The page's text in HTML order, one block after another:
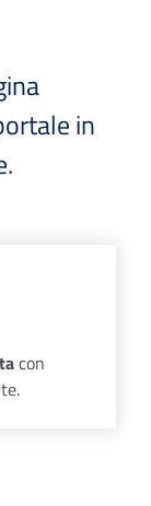
in
con